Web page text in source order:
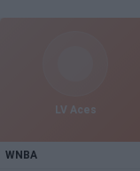
LV Aces
WNBA